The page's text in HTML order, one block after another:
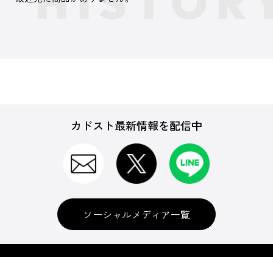
カドスト最新情報を配信中
ソーシャルメディア一覧